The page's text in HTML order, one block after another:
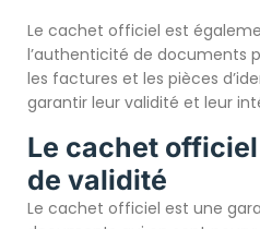
Le cachet officiel est
l’authenticité de documents
les factures et les pièces
garantir leur validité et leur
Le cachet
de validité
Le cachet officiel est une